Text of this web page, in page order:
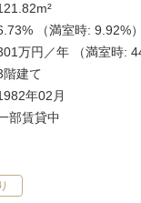
（満室時: 9.92%）
万円／年 （満室時:
階建て
年02月
部賃貸中